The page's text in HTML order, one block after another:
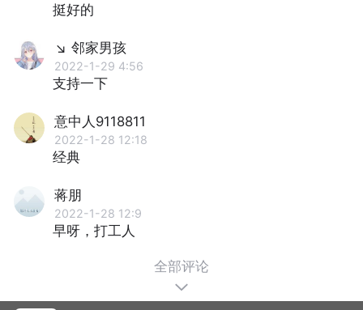
挺好的
↘ 邻家男孩
2022-1-29 4:56
支持一下
意中人9118811
2022-1-28 12:18
经典
蒋朋
2022-1-28 12:9
早呀，打工人
全部评论